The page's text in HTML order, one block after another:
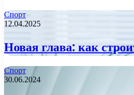
Спорт
12.04.2025
Новая глава: как
Спорт
30.06.2024